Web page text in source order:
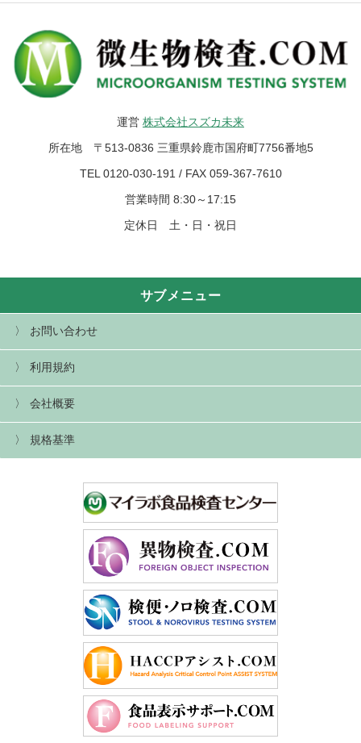
運営 株式会社スズカ未来
所在地 〒513-0836 三重県鈴鹿市国府町7756番地5
TEL 0120-030-191 / FAX 059-367-7610
営業時間 8:30～17:15
定休日 土・日・祝日
サブメニュー
お問い合わせ
利用規約
会社概要
規格基準